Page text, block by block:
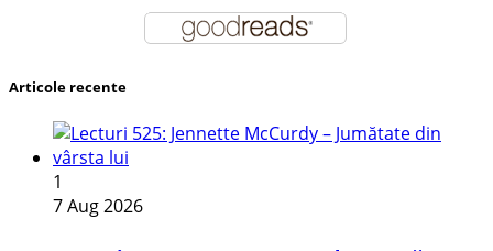
Articole recente
1
7 Aug 2026